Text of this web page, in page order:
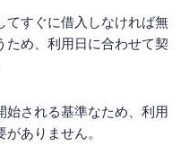
てすぐに借入しなければ無
ため、利用日に合わせて契
始される基準なため、利用
ありません。